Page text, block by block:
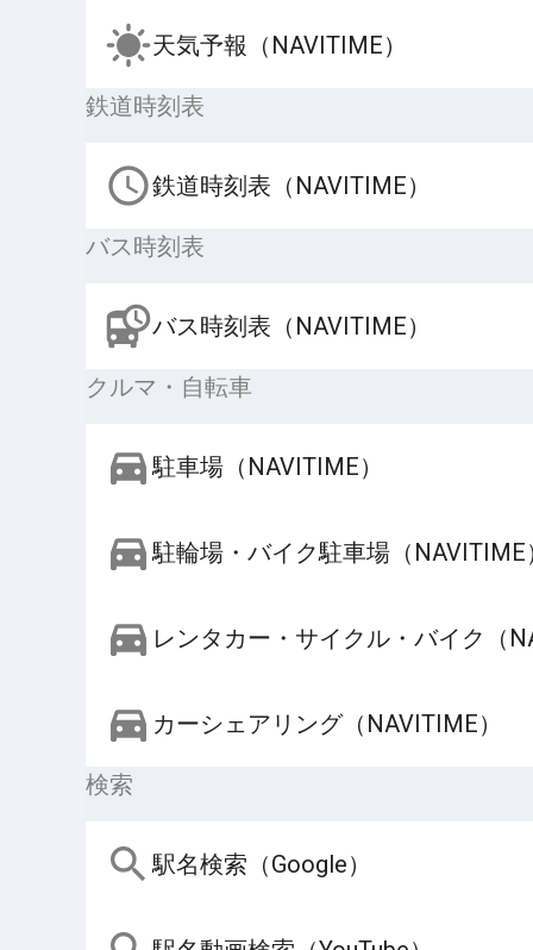
天気予報（NAVITIME）
鉄道時刻表
鉄道時刻表（NAVITIME）
バス時刻表
バス時刻表（NAVITIME）
クルマ・自転車
駐車場（NAVITIME）
駐輪場・バイク駐車場（NAVITIME
レンタカー・サイクル・バイク（
カーシェアリング（NAVITIME）
検索
駅名検索（Google）